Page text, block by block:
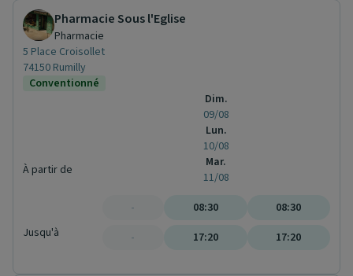
Pharmacie Sous l'Eglise
Pharmacie
5 Place Croisollet
74150 Rumilly
Conventionné
À partir de
Jusqu'à
Dim.
09/08
Lun.
10/08
Mar.
11/08
-
-
08:30
17:20
08:30
17:20